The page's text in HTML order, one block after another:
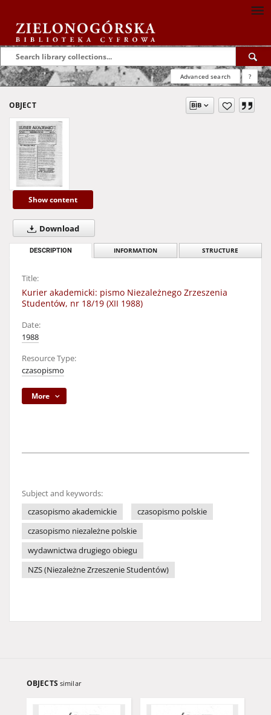
Advanced search ?
OBJECT
Show content
Download
DESCRIPTION INFORMATION STRUCTURE
Title:
Kurier akademicki: pismo Niezależnego Zrzeszenia
Studentów, nr 18/19 (XII 1988)
Date:
1988
Resource Type:
czasopismo
More
Subject and keywords:
czasopismo akademickie
czasopismo polskie
czasopismo niezależne polskie
wydawnictwa drugiego obiegu
NZS (Niezależne Zrzeszenie Studentów)
OBJECTS similar